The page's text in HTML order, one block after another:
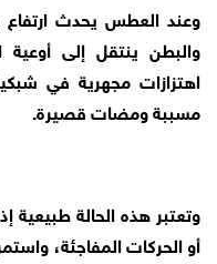
وعند العطس يحدث
والبطن ينتقل إلى
اهتزازات مجهرية في
مسببة ومضات قصيرة.
وتعتبر هذه الحالة
أو الحركات المفاجئة،